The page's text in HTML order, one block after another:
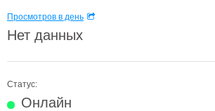
Просмотров в день
Нет данных
Статус:
Онлайн